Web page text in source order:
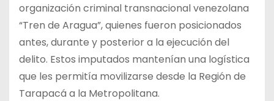
organización criminal transnacional venezolana
“Tren de Aragua”, quienes fueron posicionados
antes, durante y posterior a la ejecución del
delito. Estos imputados mantenían una logística
que les permitía movilizarse desde la Región de
Tarapacá a la Metropolitana.